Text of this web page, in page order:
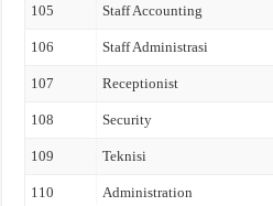
105 Staff Accounting
106 Staff Administrasi
107 Receptionist
108 Security
109 Teknisi
110 Administration